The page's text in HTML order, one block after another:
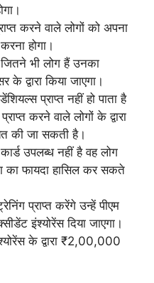
करने वाले लोगों को अपना
होगा।
भी लोग हैं उनका
द्वारा किया जाएगा।
प्राप्त नहीं हो पाता है
करने वाले लोगों के द्वारा
की जा सकती है।
उपलब्ध नहीं है वह लोग
का फायदा हासिल कर सकते
प्राप्त करेंगे उन्हें पीएम
इंश्योरेंस दिया जाएगा।
के द्वारा ₹2,00,000